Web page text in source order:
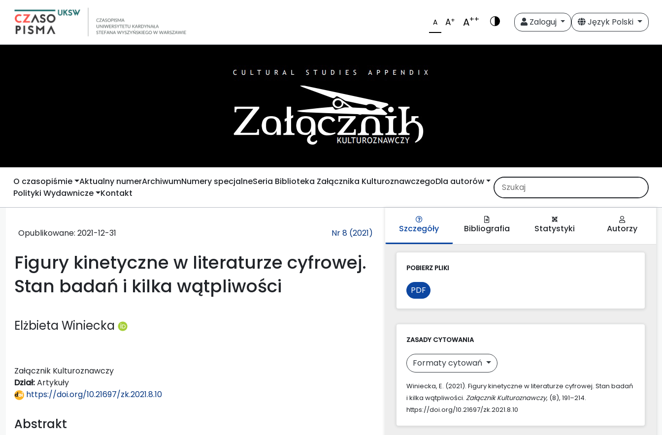
A A+ A++ Zaloguj Język Polski
O czasopiśmie Aktualny numerArchiwumNumery specjalneSeria Biblioteka Załącznika KulturoznawczegoDla autorów
Polityki Wydawnicze Kontakt
Opublikowane: 2021-12-31 Nr 8 (2021)
Figury kinetyczne w literaturze cyfrowej.
Stan badań i kilka wątpliwości
Elżbieta Winiecka
Załącznik Kulturoznawczy
Dział:Artykuły
https://doi.org/10.21697/zk.2021.8.10
Abstrakt
Szczegóły Bibliografia Statystyki Autorzy
POBIERZ PLIKI
PDF
ZASADY CYTOWANIA
Formaty cytowań
Winiecka, E. (2021). Figury kinetyczne w literaturze cyfrowej. Stan badań
i kilka wątpliwości. Załącznik Kulturoznawczy, (8), 191–214.
https://doi.org/10.21697/zk.2021.8.10